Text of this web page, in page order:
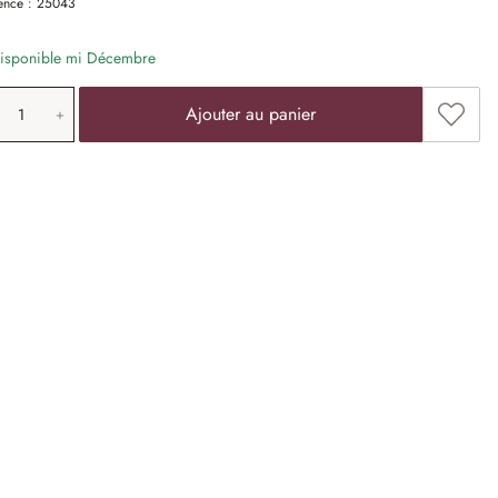
mi Décembre
de produit: saisissez la valeur
Ajouter au panier